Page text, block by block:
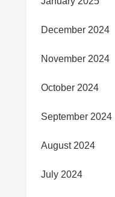
December 2024
November 2024
October 2024
September 2024
August 2024
July 2024